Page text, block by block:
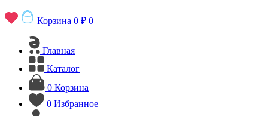
Корзина 0 ₽ 0
Главная
Каталог
0 Корзина
0 Избранное